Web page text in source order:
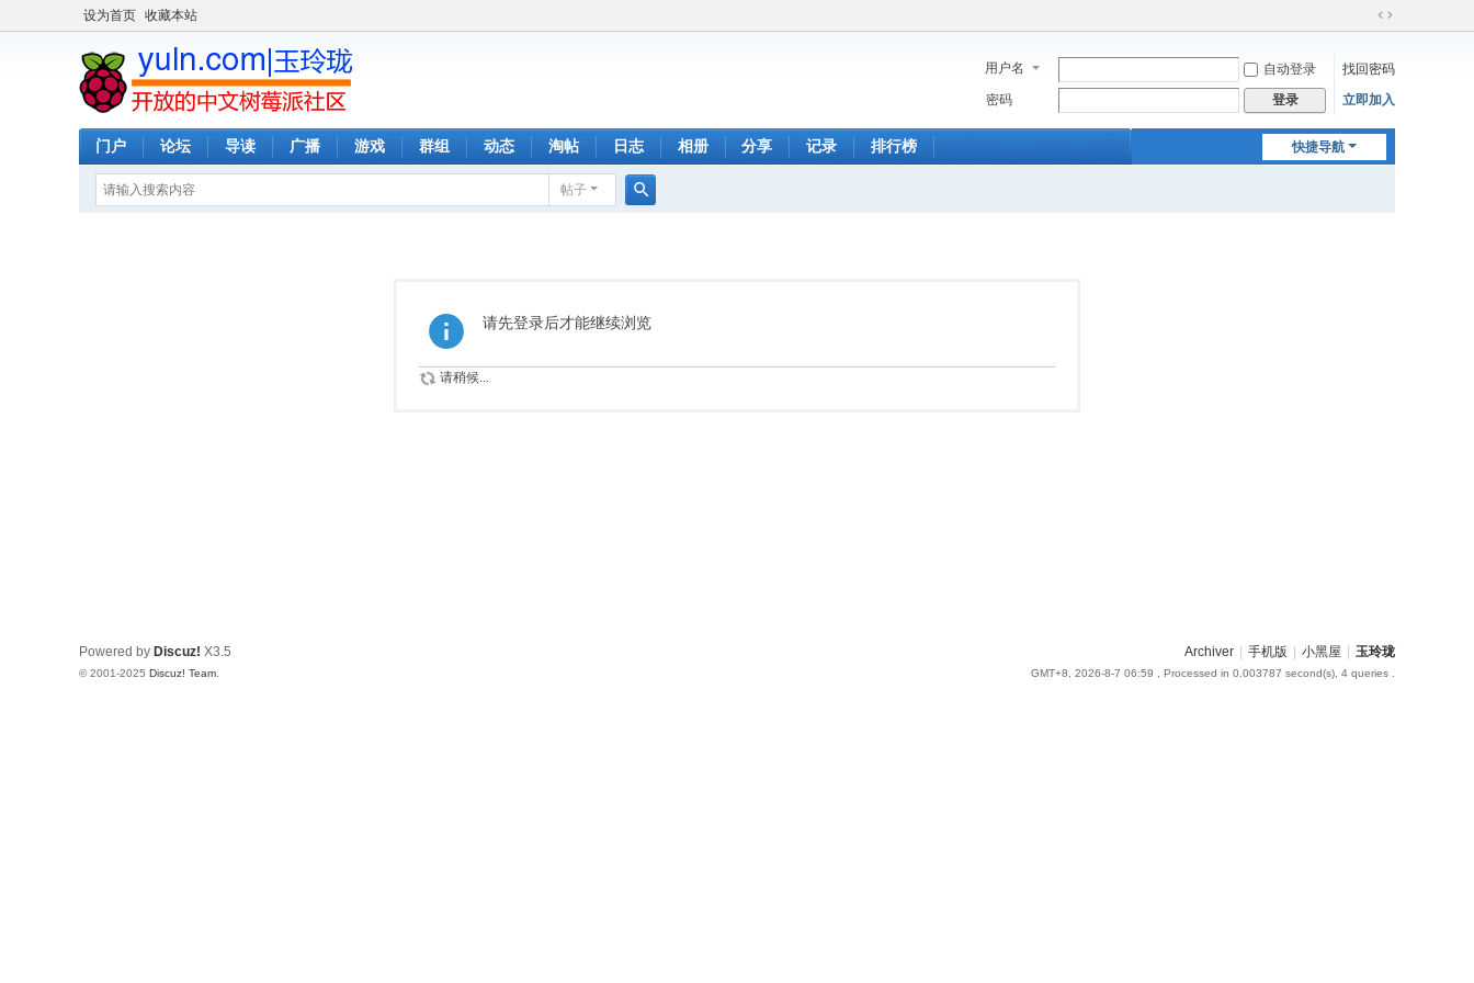
设为首页 收藏本站
切
到
宽
用户名 自动登录
找回密码
密码
登录 立即加入
快捷导航
门户 论坛 导读 广播 游戏 群组 动态 淘帖 日志 相册 分享 记录 排行榜
帖子
请先登录后才能继续浏览
请稍候...
Archiver 手机版 小黑屋 玉玲珑
GMT+8, 2026-8-7 06:59 , Processed in 0.003787 second(s), 4 queries .
Powered by Discuz! X3.5
© 2001-2025 Discuz! Team